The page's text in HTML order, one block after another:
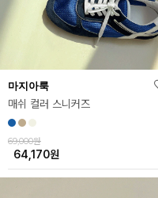
마지아룩
매쉬 컬러 스니커즈
69,000원
64,170원